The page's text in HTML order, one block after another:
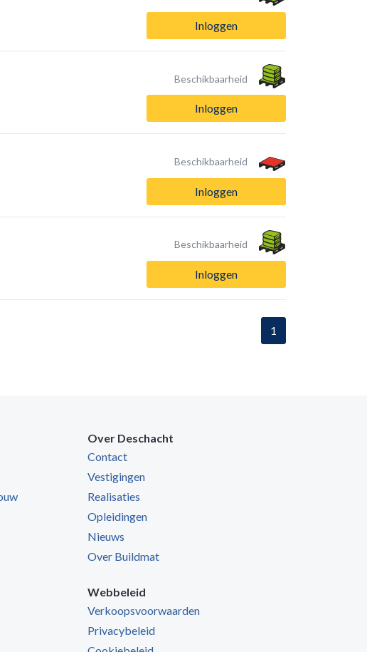
Inloggen
Beschikbaarheid
Inloggen
Beschikbaarheid
Inloggen
Beschikbaarheid
Inloggen
1
Over Deschacht
Contact
Vestigingen
Realisaties
Opleidingen
Nieuws
Over Buildmat
Webbeleid
Verkoopsvoorwaarden
Privacybeleid